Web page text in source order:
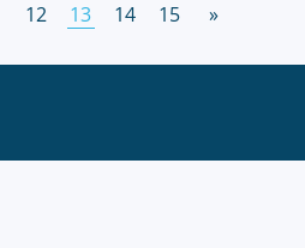
12 13 14 15 »